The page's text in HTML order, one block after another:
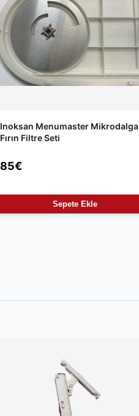
Inoksan Menumaster Mikrodalga
Fırın Filtre Seti
85€
Sepete Ekle